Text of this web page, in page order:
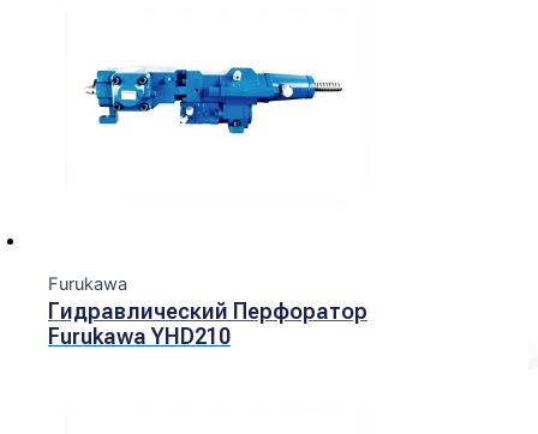
Furukawa
Гидравлический Перфоратор
Furukawa YHD210